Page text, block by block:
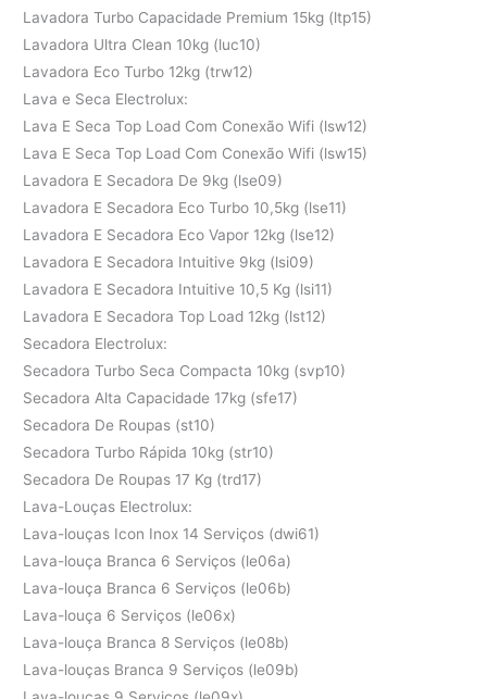
Lavadora Turbo Capacidade Premium 15kg (ltp15)
Lavadora Ultra Clean 10kg (luc10)
Lavadora Eco Turbo 12kg (trw12)
Lava e Seca Electrolux:
Lava E Seca Top Load Com Conexão Wifi (lsw12)
Lava E Seca Top Load Com Conexão Wifi (lsw15)
Lavadora E Secadora De 9kg (lse09)
Lavadora E Secadora Eco Turbo 10,5kg (lse11)
Lavadora E Secadora Eco Vapor 12kg (lse12)
Lavadora E Secadora Intuitive 9kg (lsi09)
Lavadora E Secadora Intuitive 10,5 Kg (lsi11)
Lavadora E Secadora Top Load 12kg (lst12)
Secadora Electrolux:
Secadora Turbo Seca Compacta 10kg (svp10)
Secadora Alta Capacidade 17kg (sfe17)
Secadora De Roupas (st10)
Secadora Turbo Rápida 10kg (str10)
Secadora De Roupas 17 Kg (trd17)
Lava-Louças Electrolux:
Lava-louças Icon Inox 14 Serviços (dwi61)
Lava-louça Branca 6 Serviços (le06a)
Lava-louça Branca 6 Serviços (le06b)
Lava-louça 6 Serviços (le06x)
Lava-louça Branca 8 Serviços (le08b)
Lava-louças Branca 9 Serviços (le09b)